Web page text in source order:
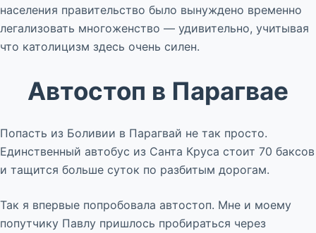
населения правительство было вынуждено временно
легализовать многоженство — удивительно, учитывая
что католицизм здесь очень силен.
Автостоп в Парагвае
Попасть из Боливии в Парагвай не так просто.
Единственный автобус из Санта Круса стоит 70 баксов
и тащится больше суток по разбитым дорогам.
Так я впервые попробовала автостоп. Мне и моему
попутчику Павлу пришлось пробираться через